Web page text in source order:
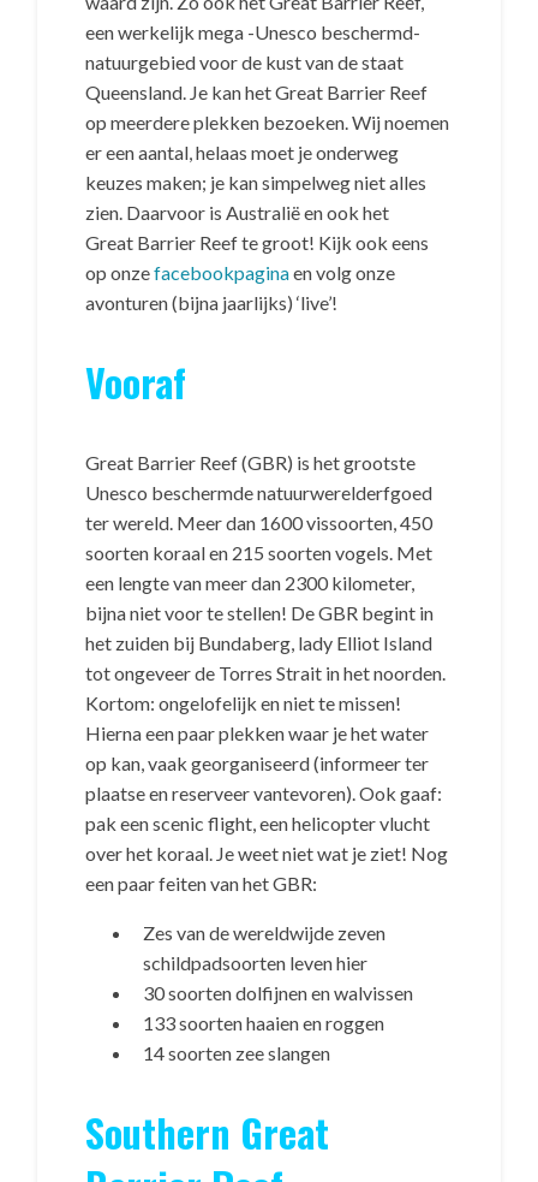
een werkelijk mega -Unesco beschermd-
natuurgebied voor de kust van de staat
Queensland. Je kan het Great Barrier Reef
op meerdere plekken bezoeken. Wij noemen
er een aantal, helaas moet je onderweg
keuzes maken; je kan simpelweg niet alles
zien. Daarvoor is Australië en ook het
Great Barrier Reef te groot! Kijk ook eens
op onzefacebookpaginaen volg onze
avonturen (bijna jaarlijks) ‘live’!
Vooraf
Great Barrier Reef (GBR) is het grootste
Unesco beschermde natuurwerelderfgoed
ter wereld. Meer dan 1600 vissoorten, 450
soorten koraal en 215 soorten vogels. Met
een lengte van meer dan 2300 kilometer,
bijna niet voor te stellen! De GBR begint in
het zuiden bij Bundaberg, lady Elliot Island
tot ongeveer de Torres Strait in het noorden.
Kortom: ongelofelijk en niet te missen!
Hierna een paar plekken waar je het water
op kan, vaak georganiseerd (informeer ter
plaatse en reserveer vantevoren). Ook gaaf:
pak een scenic flight, een helicopter vlucht
over het koraal. Je weet niet wat je ziet! Nog
een paar feiten van het GBR:
Zes van de wereldwijde zeven
schildpadsoorten leven hier
30 soorten dolfijnen en walvissen
133 soorten haaien en roggen
14 soorten zee slangen
Southern Great